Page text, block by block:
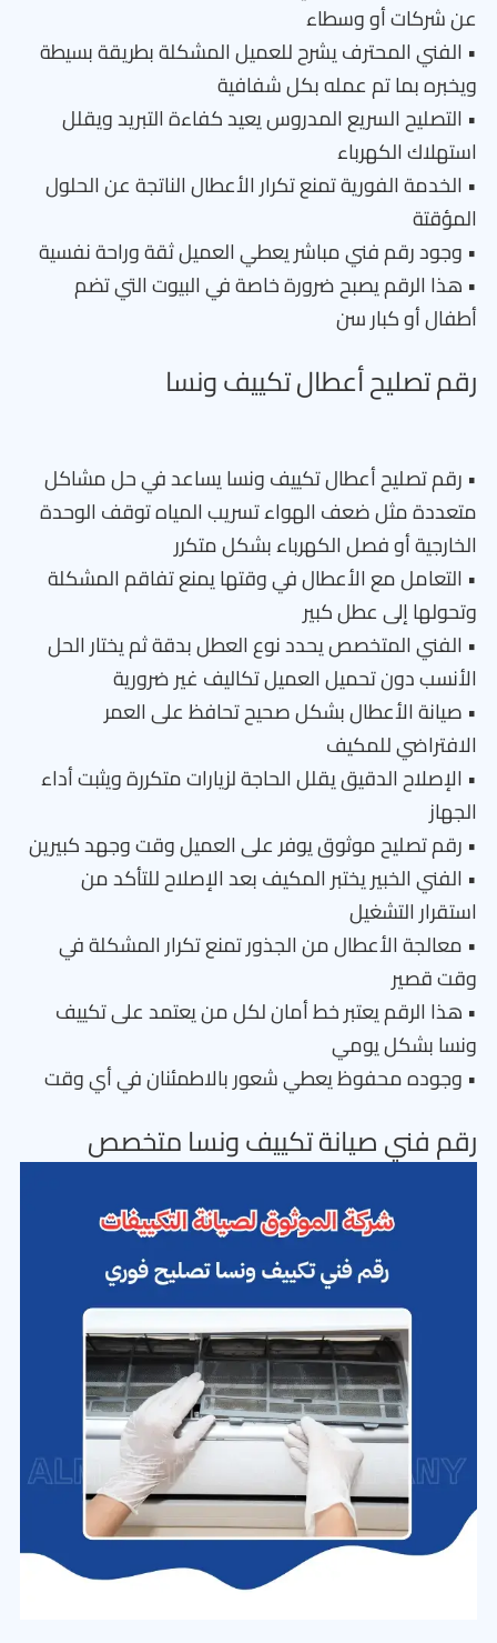
عن شركات أو وسطاء
• الفني المحترف يشرح للعميل المشكلة بطريقة بسيطة
ويخبره بما تم عمله بكل شفافية
• التصليح السريع المدروس يعيد كفاءة التبريد ويقلل
استهلاك الكهرباء
• الخدمة الفورية تمنع تكرار الأعطال الناتجة عن الحلول
المؤقتة
• وجود رقم فني مباشر يعطي العميل ثقة وراحة نفسية
• هذا الرقم يصبح ضرورة خاصة في البيوت التي تضم
أطفال أو كبار سن
رقم تصليح أعطال تكييف ونسا
• رقم تصليح أعطال تكييف ونسا يساعد في حل مشاكل
متعددة مثل ضعف الهواء تسريب المياه توقف الوحدة
الخارجية أو فصل الكهرباء بشكل متكرر
• التعامل مع الأعطال في وقتها يمنع تفاقم المشكلة
وتحولها إلى عطل كبير
• الفني المتخصص يحدد نوع العطل بدقة ثم يختار الحل
الأنسب دون تحميل العميل تكاليف غير ضرورية
• صيانة الأعطال بشكل صحيح تحافظ على العمر
الافتراضي للمكيف
• الإصلاح الدقيق يقلل الحاجة لزيارات متكررة ويثبت أداء
الجهاز
• رقم تصليح موثوق يوفر على العميل وقت وجهد كبيرين
• الفني الخبير يختبر المكيف بعد الإصلاح للتأكد من
استقرار التشغيل
• معالجة الأعطال من الجذور تمنع تكرار المشكلة في
وقت قصير
• هذا الرقم يعتبر خط أمان لكل من يعتمد على تكييف
ونسا بشكل يومي
• وجوده محفوظ يعطي شعور بالاطمئنان في أي وقت
رقم فني صيانة تكييف ونسا متخصص